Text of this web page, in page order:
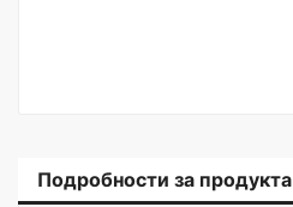
Подробности за продукта